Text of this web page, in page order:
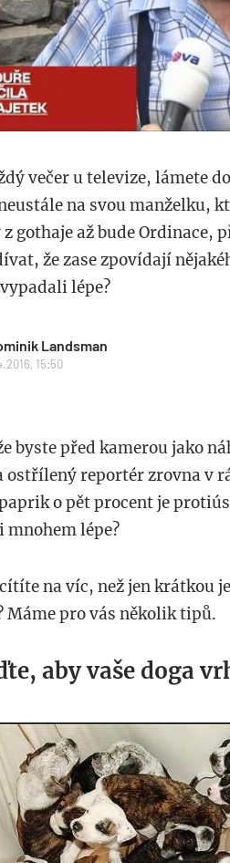
večer u televize, lámete
na svou manželku,
gothaje až bude Ordinace,
že zase zpovídají
lépe?
Landsman
15:50
byste před kamerou jako
ostřílený reportér zrovna v
o pět procent je
lépe?
na víc, než jen krátkou
Máme pro vás několik tipů.
aby vaše doga